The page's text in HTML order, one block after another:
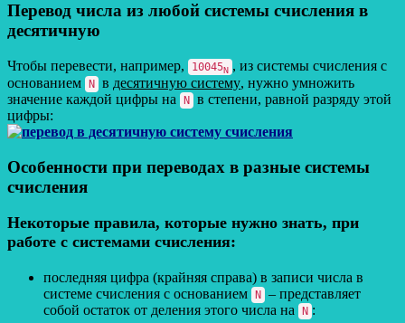
Перевод числа из любой системы счисления в
десятичную
Чтобы перевести, например, 10045N , из системы счисления с
основанием N в десятичную систему, нужно умножить
значение каждой цифры на
N в степени, равной разряду этой
цифры:
Особенности при переводах в разные системы
счисления
Некоторые правила, которые нужно знать, при
работе с системами счисления:
последняя цифра (крайняя справа) в записи числа в
системе счисления с основанием
N
– представляет
собой остаток от деления этого числа на
N :